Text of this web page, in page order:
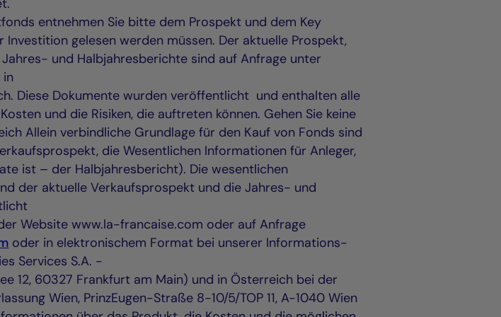
entnehmen Sie bitte dem Prospekt und dem Key
gelesen werden müssen. Der aktuelle Prospekt,
und Halbjahresberichte sind auf Anfrage unter
Diese Dokumente wurden veröffentlicht und enthalten alle
und die Risiken, die auftreten können. Gehen Sie keine
Allein verbindliche Grundlage für den Kauf von Fonds sind
die Wesentlichen Informationen für Anleger,
ist – der Halbjahresbericht). Die wesentlichen
der aktuelle Verkaufsprospekt und die Jahres- und
Website www.la-francaise.com oder auf Anfrage
oder in elektronischem Format bei unserer Informations-
Services S.A. -
12, 60327 Frankfurt am Main) und in Österreich bei der
Wien, PrinzEugen-Straße 8-10/5/TOP 11, A-1040 Wien